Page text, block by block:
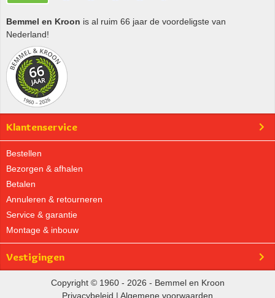
Bemmel en Kroon is al ruim 66 jaar de voordeligste van
Nederland!
Klantenservice
Bestellen
Bezorgen & afhalen
Betalen
Annuleren & retourneren
Service & garantie
Montage & inbouw
Vestigingen
Copyright © 1960 - 2026 - Bemmel en Kroon
Privacybeleid | Algemene voorwaarden